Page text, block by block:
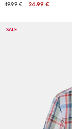
49.99 €
24.99 €
SALE